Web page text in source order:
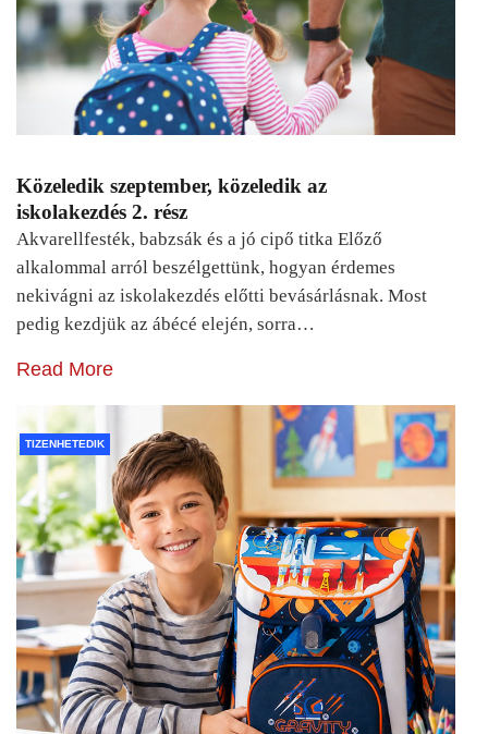
Közeledik szeptember, közeledik az
iskolakezdés 2. rész
Akvarellfesték, babzsák és a jó cipő titka Előző
alkalommal arról beszélgettünk, hogyan érdemes
nekivágni az iskolakezdés előtti bevásárlásnak. Most
pedig kezdjük az ábécé elején, sorra…
Read More
TIZENHETEDIK